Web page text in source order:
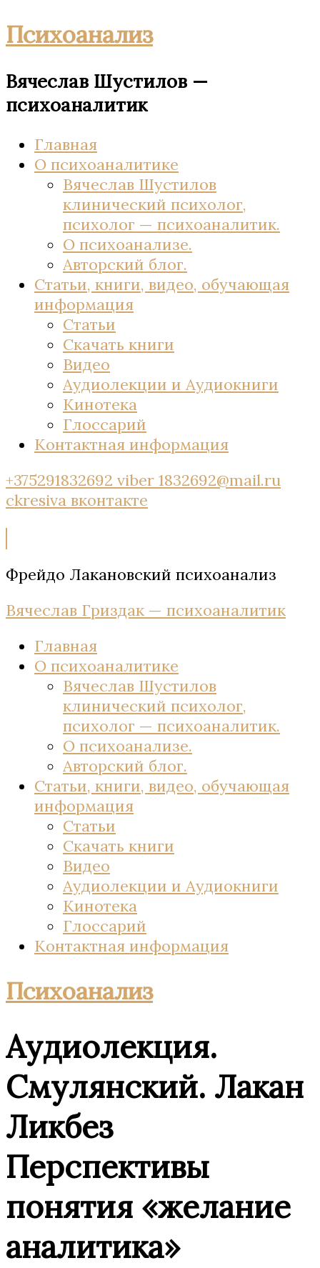
Психоанализ
Вячеслав Шустилов —
психоаналитик
Главная
О психоаналитике
Вячеслав Шустилов
клинический психолог,
психолог — психоаналитик.
О психоанализе.
Авторский блог.
Статьи, книги, видео, обучающая
информация
Статьи
Скачать книги
Видео
Аудиолекции и Аудиокниги
Кинотека
Глоссарий
Контактная информация
+375291832692 viber 1832692@mail.ru
ckresiva вконтакте
Фрейдо Лакановский психоанализ
Вячеслав Гриздак — психоаналитик
Главная
О психоаналитике
Вячеслав Шустилов
клинический психолог,
психолог — психоаналитик.
О психоанализе.
Авторский блог.
Статьи, книги, видео, обучающая
информация
Статьи
Скачать книги
Видео
Аудиолекции и Аудиокниги
Кинотека
Глоссарий
Контактная информация
Психоанализ
Аудиолекция.
Смулянский. Лакан
Ликбез
Перспективы
понятия «желание
аналитика»